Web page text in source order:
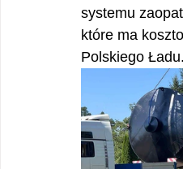
systemu
które ma
Polskiego Ładu.